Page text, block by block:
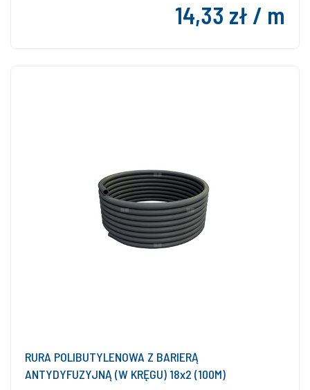
14,33 zł / m
RURA POLIBUTYLENOWA Z BARIERĄ
ANTYDYFUZYJNĄ (W KRĘGU) 18x2 (100M)